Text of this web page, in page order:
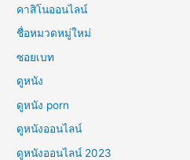
คาสิโนออนไลน์
ชื่อหมวดหมู่ใหม่
ซอยเบท
ดูหนัง
ดูหนัง porn
ดูหนังออนไลน์
ดูหนังออนไลน์ 2023